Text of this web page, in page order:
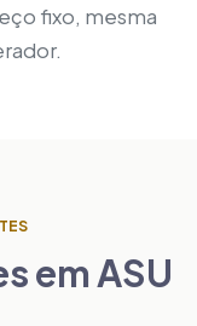
fixo, mesma
em ASU